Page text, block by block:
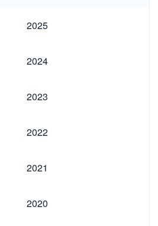
2025
2025
2024
2024
2023
2023
2022
2022
2021
2021
2020
2020